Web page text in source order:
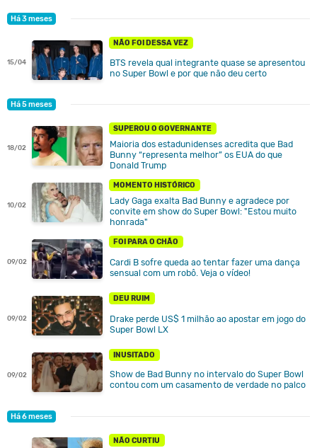
Há 3 meses
15/04
NÃO FOI DESSA VEZ
BTS revela qual integrante quase se apresentou
no Super Bowl e por que não deu certo
Há 5 meses
18/02
SUPEROU O GOVERNANTE
Maioria dos estadunidenses acredita que Bad
Bunny “representa melhor” os EUA do que
Donald Trump
10/02
MOMENTO HISTÓRICO
Lady Gaga exalta Bad Bunny e agradece por
convite em show do Super Bowl: "Estou muito
honrada"
09/02
FOI PARA O CHÃO
Cardi B sofre queda ao tentar fazer uma dança
sensual com um robô. Veja o vídeo!
09/02
DEU RUIM
Drake perde US$ 1 milhão ao apostar em jogo do
Super Bowl LX
09/02
INUSITADO
Show de Bad Bunny no intervalo do Super Bowl
contou com um casamento de verdade no palco
Há 6 meses
NÃO CURTIU